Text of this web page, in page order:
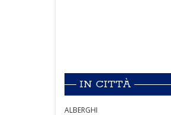
IN CITTÀ
ALBERGHI